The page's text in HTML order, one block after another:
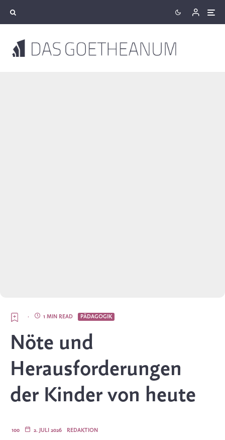
PÄDAGOGIK
1 MIN READ
·
Nöte und
Herausforderungen
der Kinder von heute
REDAKTION
2. JULI 2026
100